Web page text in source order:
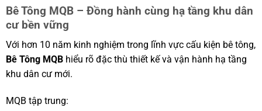
Bê Tông MQB – Đồng hành cùng hạ tầng khu dân
cư bền vững
Với hơn 10 năm kinh nghiệm trong lĩnh vực cấu kiện bê tông,
Bê Tông MQBhiểu rõ đặc thù thiết kế và vận hành hạ tầng
khu dân cư mới.
MQB tập trung: